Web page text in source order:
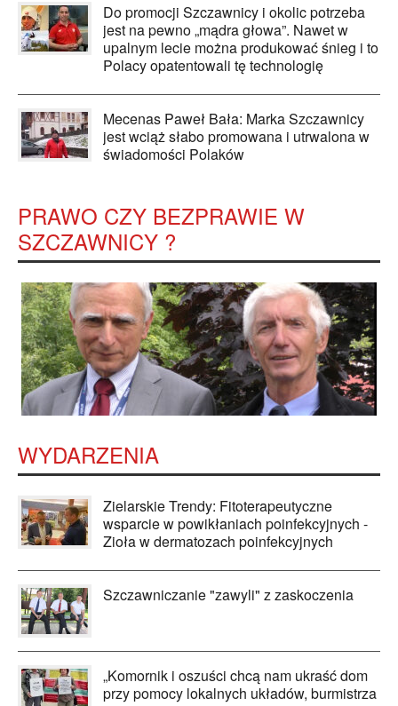
Do promocji Szczawnicy i okolic potrzeba
jest na pewno „mądra głowa”. Nawet w
upalnym lecie można produkować śnieg i to
Polacy opatentowali tę technologię
Mecenas Paweł Bała: Marka Szczawnicy
jest wciąż słabo promowana i utrwalona w
świadomości Polaków
PRAWO CZY BEZPRAWIE W
SZCZAWNICY ?
WYDARZENIA
Zielarskie Trendy: Fitoterapeutyczne
wsparcie w powikłaniach poinfekcyjnych -
Zioła w dermatozach poinfekcyjnych
Szczawniczanie "zawyli" z zaskoczenia
„Komornik i oszuści chcą nam ukraść dom
przy pomocy lokalnych układów, burmistrza